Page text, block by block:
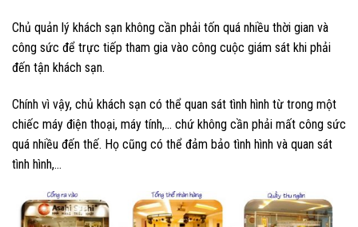
Chủ quản lý khách sạn không cần phải tốn quá nhiều thời gian và
công sức để trực tiếp tham gia vào công cuộc giám sát khi phải
đến tận khách sạn.
Chính vì vậy, chủ khách sạn có thể quan sát tình hình từ trong một
chiếc máy điện thoại, máy tính,… chứ không cần phải mất công sức
quá nhiều đến thế. Họ cũng có thể đảm bảo tình hình và quan sát
tình hình,…